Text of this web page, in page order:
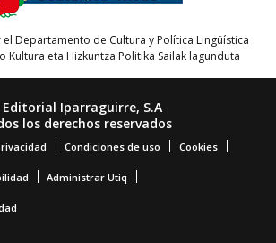
Departamento de Cultura y Política Lingüística
Kultura eta Hizkuntza Politika Sailak lagunduta
Iparraguirre, S.A
los derechos reservados
Condiciones de uso Cookies
Administrar Utiq